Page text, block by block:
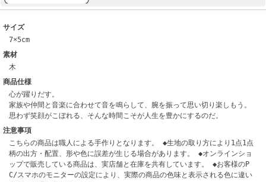
サイズ
7×5cm
素材
木
商品仕様
心が躍りだす。
家族や仲間と音楽に合わせて音を鳴らして、腕を振って思い切り楽しもう。
思わず笑顔がこぼれる、そんな時間こそが人生を豊かにするのだ。
注意事項
こちらの商品は職人による手作りとなります。 ◆生地の取り方により1点1点
柄の出方・配置、形や色に誤差が生じる場合があります。 ◆オンラインショ
ップで販売している商品は、実店舗と在庫を共有しています。 ◆お客様のP
C/スマホのモニターの設定により、実際の商品の色味と表示される色に違い